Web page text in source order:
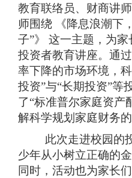
教育联络员、财商讲
师围绕 《降息浪潮下
子”》 这一主题，为
投资者教育讲座。通
率下降的市场环境，
投资”与“长期投资”等
了“标准普尔家庭资产
解科学规划家庭财务的
此次走进校园的投
少年从小树立正确的
同时，活动也为家长